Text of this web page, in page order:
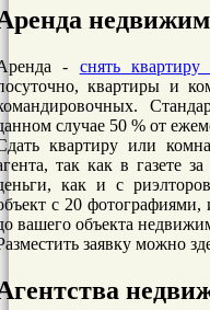
- снять
квартиры и
случае 50 % от
квартиру или
так как в газете
как и с
с 20 фотографиями,
вашего объекта
заявку можно